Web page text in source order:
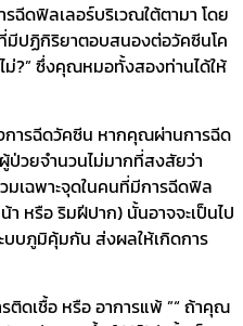
ฉีดฟิลเลอร์บริเวณใต้ตามา โดย
ปฏิกิริยาตอบสนองต่อวัคซีนโค
ม่?” ซึ่งคุณหมอทั้งสองท่านได้ให้
การฉีดวัคซีน หากคุณผ่านการฉีด
ป่วยจำนวนไม่มากที่สงสัยว่า
มเฉพาะจุดในคนที่มีการฉีดฟิล
หรือ ริมฝีปาก) นั้นอาจจะเป็นไป
บบภูมิคุ้มกัน ส่งผลให้เกิดการ
ติดเชื้อ หรือ อาการแพ้ ”“ ถ้าคุณ